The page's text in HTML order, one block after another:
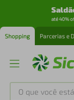
até 40%
Shopping Parcerias e
O que você está